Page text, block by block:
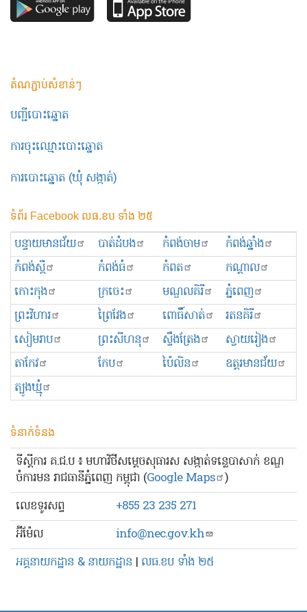
តំណភ្ជាប់សំខាន់ៗ
បញ្ជីបោះឆ្នោត
ការចុះឈ្មោះបោះឆ្នោត
ការបោះឆ្នោត (ឃុំ សង្កាត់)
ទំព័រ Facebook លធ.ខប ទាំង ២៥
បន្ទាយមានជ័យ បាត់ដំបង កំពង់ចាម
កំពង់ឆ្នាំង
កំពង់ស្ពឺ
កំពង់ធំ កំពត
កណ្ដាល
កោះកុង
ក្រចេះ មណ្ឌលគិរី
ភ្នំពេញ
ព្រះ​វិហារ
ព្រៃវែង ពោធិ៍សាត់
រតនគិរី
សៀមរាប
ព្រះសីហនុ ស្ទឹងត្រែង
ស្វាយរៀង
តាកែវ
កែប ប៉ៃលិន
ឧត្ដរមានជ័យ
ត្បូងឃ្មុំ
ទំនាក់ទំនង
ទីស្ដីការ គ.ជ.ប ៖ មហាវិថីសម្ដេចសុធារស សង្កាត់ទន្លេបាសាក់ ខណ្ឌ
ចំការមន រាជធានីភ្នំពេញ កម្ពុជា (Google Maps )
លេខ​ទូរសព្ទ
+855 23 235 271
អ៊ីម៉ែល
info@nec.gov.kh
អគ្គនាយកដ្ឋាន & នាយកដ្ឋាន | លធ.ខប ទាំង ២៥